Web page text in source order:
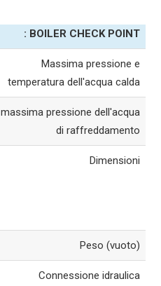
BOILER CHECK POINT :
Massima pressione e
temperatura dell'acqua calda
massima pressione dell'acqua
di raffreddamento
Dimensioni
Peso (vuoto)
Connessione idraulica